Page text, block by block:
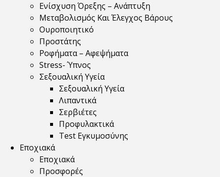
Ενίσχυση Όρεξης – Ανάπτυξη
Μεταβολισμός Και Έλεγχος Βάρους
Ουροποιητικό
Προστάτης
Ροφήματα – Αφεψήματα
Stress- Ύπνος
Σεξουαλική Υγεία
Σεξουαλική Υγεία
Λιπαντικά
Σερβιέτες
Προφυλακτικά
Test Εγκυμοσύνης
Εποχιακά
Εποχιακά
Προσφορές